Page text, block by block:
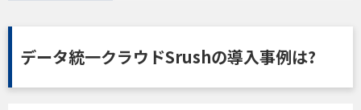
データ統一クラウドSrushの導入事例は?